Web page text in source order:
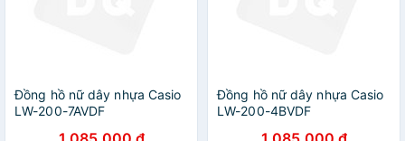
Đồng hồ nữ dây nhựa Casio
LW-200-7AVDF
Đồng hồ nữ dây nhựa Casio
LW-200-4BVDF